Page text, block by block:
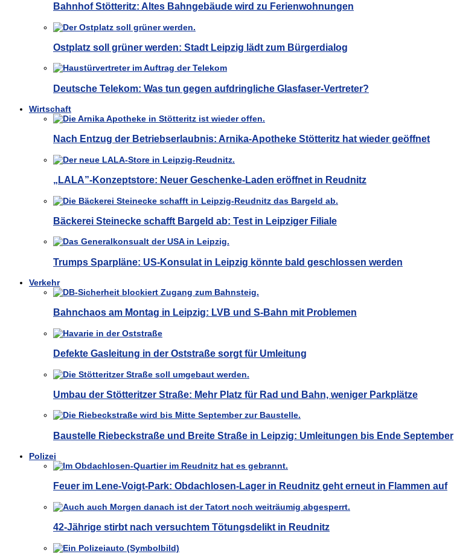
Bahnhof Stötteritz: Altes Bahngebäude wird zu Ferienwohnungen
Ostplatz soll grüner werden: Stadt Leipzig lädt zum Bürgerdialog
Deutsche Telekom: Was tun gegen aufdringliche Glasfaser-Vertreter?
Wirtschaft
Nach Entzug der Betriebserlaubnis: Arnika-Apotheke Stötteritz hat wieder geöffnet
„LALA”-Konzeptstore: Neuer Geschenke-Laden eröffnet in Reudnitz
Bäckerei Steinecke schafft Bargeld ab: Test in Leipziger Filiale
Trumps Sparpläne: US-Konsulat in Leipzig könnte bald geschlossen werden
Verkehr
Bahnchaos am Montag in Leipzig: LVB und S-Bahn mit Problemen
Defekte Gasleitung in der Oststraße sorgt für Umleitung
Umbau der Stötteritzer Straße: Mehr Platz für Rad und Bahn, weniger Parkplätze
Baustelle Riebeckstraße und Breite Straße in Leipzig: Umleitungen bis Ende September
Polizei
Feuer im Lene-Voigt-Park: Obdachlosen-Lager in Reudnitz geht erneut in Flammen auf
42-Jährige stirbt nach versuchtem Tötungsdelikt in Reudnitz